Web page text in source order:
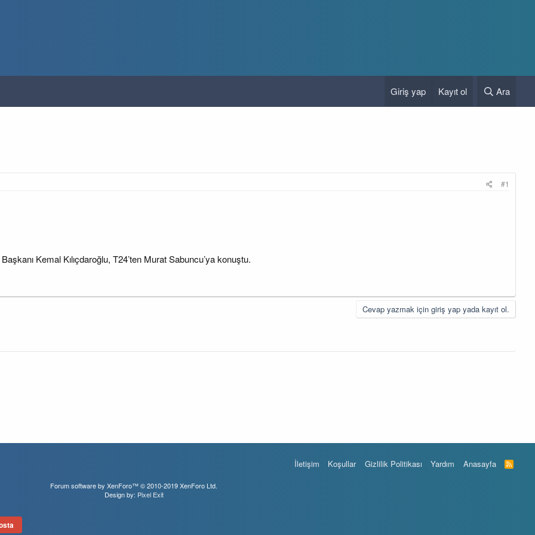
Giriş yap Kayıt ol Ara
#1
Kemal Kılıçdaroğlu, T24’ten Murat Sabuncu’ya konuştu.
Cevap yazmak için giriş yap yada kayıt ol.
İletişim Koşullar Gizlilik Politikası Yardım Anasayfa
R
S
Forum software by XenForo™© 2010-2019 XenForo Ltd.
Design by: Pixel Exit